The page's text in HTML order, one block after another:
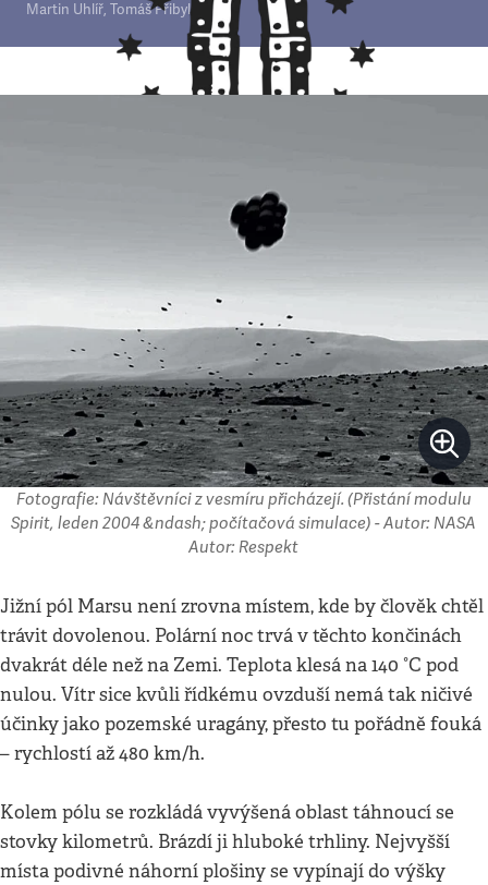
Martin Uhlíř, Tomáš Přibyl
Fotografie: Návštěvníci z vesmíru přicházejí. (Přistání modulu
Spirit, leden 2004 &ndash; počítačová simulace) - Autor: NASA
Autor: Respekt
Jižní pól Marsu není zrovna místem, kde by člověk chtěl
trávit dovolenou. Polární noc trvá v těchto končinách
dvakrát déle než na Zemi. Teplota klesá na 140 °C pod
nulou. Vítr sice kvůli řídkému ovzduší nemá tak ničivé
účinky jako pozemské uragány, přesto tu pořádně fouká
– rychlostí až 480 km/h.
Kolem pólu se rozkládá vyvýšená oblast táhnoucí se
stovky kilometrů. Brázdí ji hluboké trhliny. Nejvyšší
místa podivné náhorní plošiny se vypínají do výšky